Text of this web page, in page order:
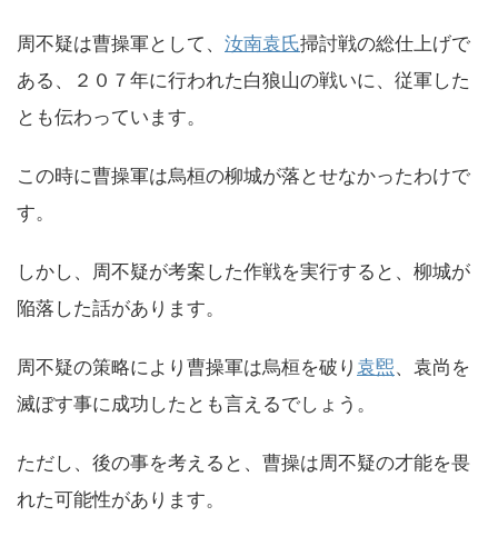
周不疑は曹操軍として、 汝南袁氏掃討戦の総仕上げで
ある、２０７年に行われた白狼山の戦いに、従軍した
とも伝わっています。
この時に曹操軍は烏桓の柳城が落とせなかったわけで
す。
しかし、周不疑が考案した作戦を実行すると、柳城が
陥落した話があります。
周不疑の策略により曹操軍は烏桓を破り 袁煕、袁尚を
滅ぼす事に成功したとも言えるでしょう。
ただし、後の事を考えると、曹操は周不疑の才能を畏
れた可能性があります。